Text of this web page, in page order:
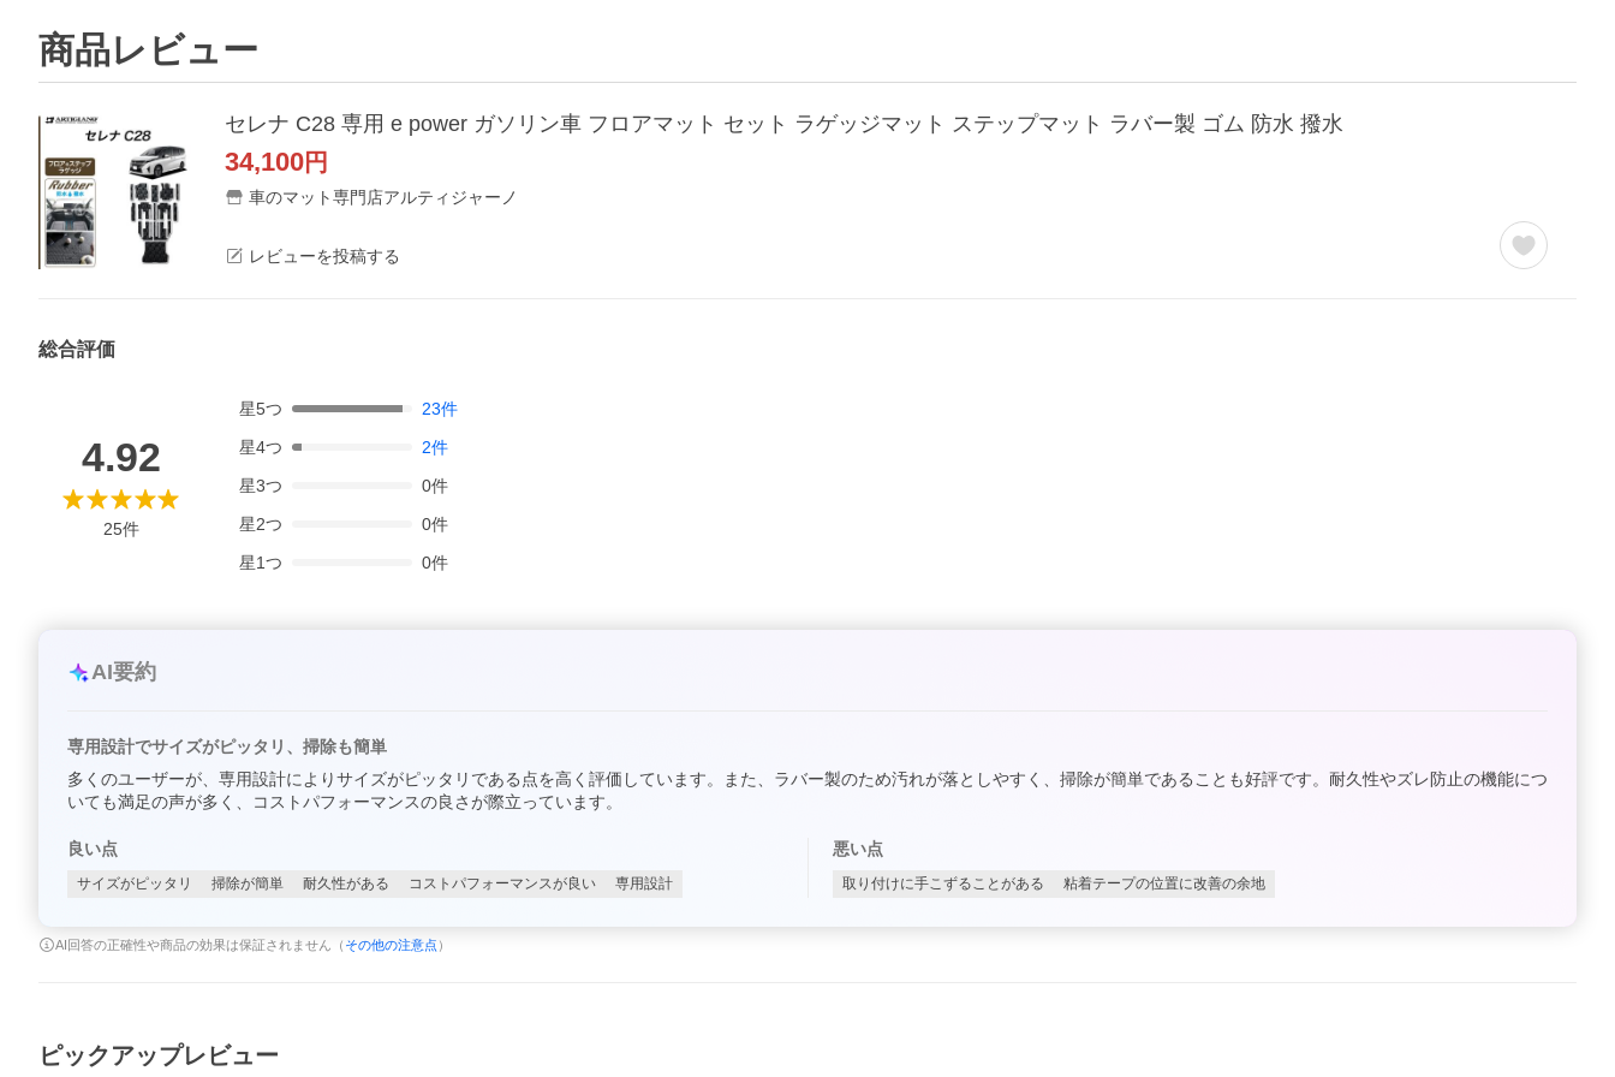
商品レビュー
セレナ C28 専用 e power ガソリン車 フロアマット セット ラゲッジマット ステップマット ラバー製 ゴム 防水 撥水
34,100円
車のマット専門店アルティジャーノ
レビューを投稿する
総合評価
4.92
25件
星5つ 23件
星4つ 2件
星3つ 0件
星2つ 0件
星1つ 0件
AI要約
専用設計でサイズがピッタリ、掃除も簡単
多くのユーザーが、専用設計によりサイズがピッタリである点を高く評価しています。また、ラバー製のため汚れが落としやすく、掃除が簡単であることも好評です。耐久性やズレ防止の機能につ
いても満足の声が多く、コストパフォーマンスの良さが際立っています。
良い点
サイズがピッタリ 掃除が簡単 耐久性がある コストパフォーマンスが良い 専用設計
悪い点
取り付けに手こずることがある 粘着テープの位置に改善の余地
AI回答の正確性や商品の効果は保証されません（ その他の注意点 ）
ピックアップレビュー